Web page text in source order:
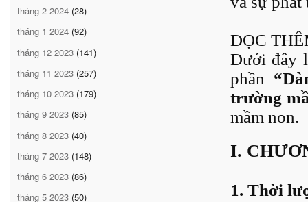
tháng 2 2024 (28)
tháng 1 2024 (92)
tháng 12 2023 (141)
tháng 11 2023 (257)
tháng 10 2023 (179)
tháng 9 2023 (85)
tháng 8 2023 (40)
tháng 7 2023 (148)
tháng 6 2023 (86)
tháng 5 2023 (50)
ĐỌC
Dưới đây
phần
trường
mầm non.
I.
1. Thời